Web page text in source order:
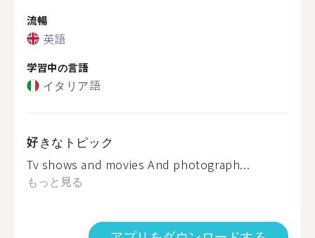
流暢
英語
学習中の言語
イタリア語
好きなトピック
Tv shows and movies And photograph...
もっと見る